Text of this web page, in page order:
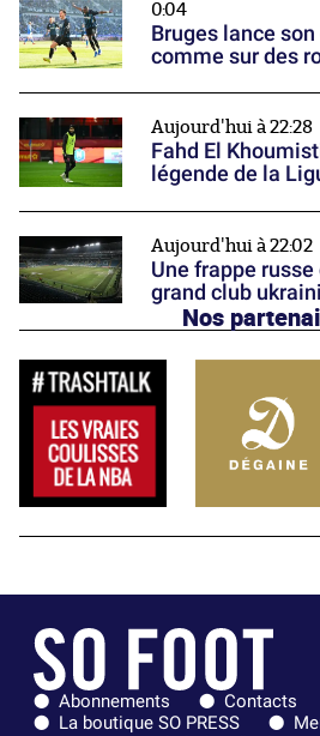
0:04
Bruges lance
comme sur des
Aujourd'hui à 22:28
Fahd El
légende de la
Aujourd'hui à 22:02
Une frappe
grand club
Nos
Abonnements
Contacts
La boutique SO PRESS